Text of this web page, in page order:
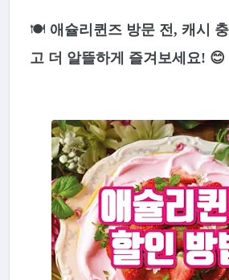
🍽 애슐리퀸즈 방문 전, 캐시
고 더 알뜰하게 즐겨보세요! 😊